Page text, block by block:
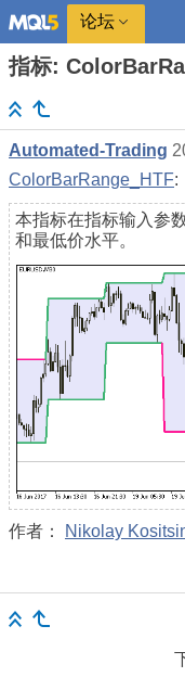
论坛
指标:
Automated-Trading
ColorBarRange_HTF:
本指标在指标输入参
和最低价水平。
作者： Nikolay